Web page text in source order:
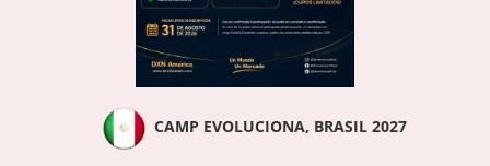
CAMP EVOLUCIONA, BRASIL 2027